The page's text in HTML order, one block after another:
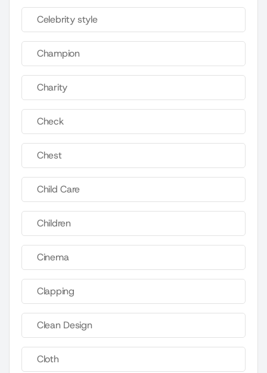
Celebrity style
Champion
Charity
Check
Chest
Child Care
Children
Cinema
Clapping
Clean Design
Cloth